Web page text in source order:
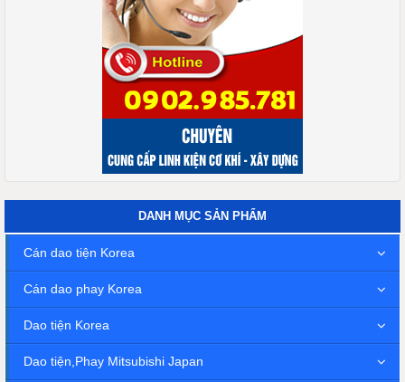
DANH MỤC SẢN PHẨM
Cán dao tiện Korea
Cán dao phay Korea
Dao tiện Korea
Dao tiện,Phay Mitsubishi Japan